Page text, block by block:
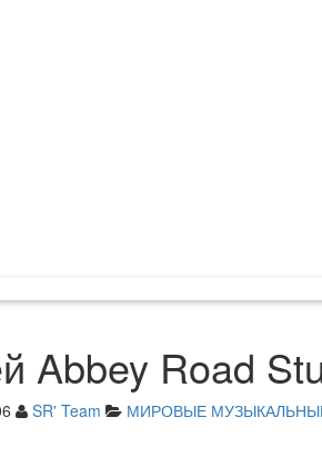
Abbey Road
SR' Team МИРОВЫЕ